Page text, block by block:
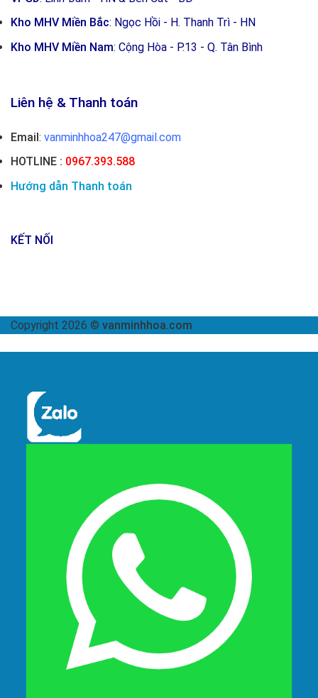
Kho MHV Miền Bắc: Ngọc Hồi - H. Thanh Trì - HN
Kho MHV Miền Nam: Cộng Hòa - P.13 - Q. Tân Bình
Liên hệ & Thanh toán
Email: vanminhhoa247@gmail.com
HOTLINE : 0967.393.588
Hướng dẫn Thanh toán
KẾT NỐI
Copyright 2026 © vanminhhoa.com